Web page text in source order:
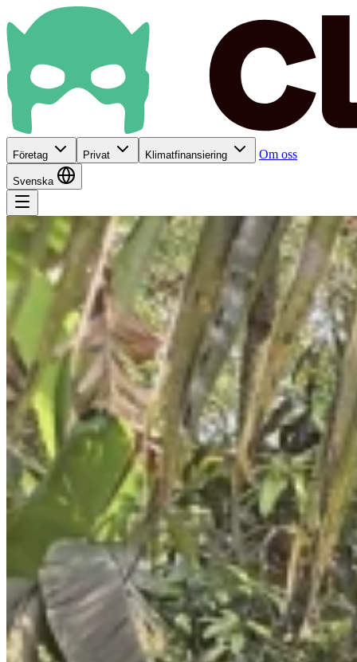
Företag Privat Klimatfinansiering Om oss
Svenska